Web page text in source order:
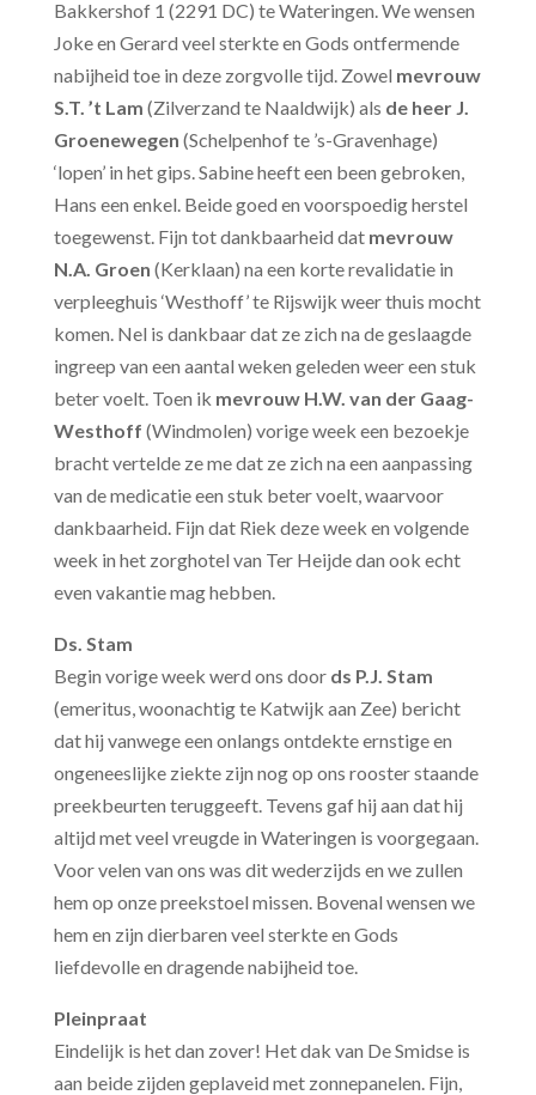
Bakkershof 1 (2291 DC) te Wateringen. We wensen
Joke en Gerard veel sterkte en Gods ontfermende
nabijheid toe in deze zorgvolle tijd. Zowel mevrouw
S.T. ’t Lam (Zilverzand te Naaldwijk) als de heer J.
Groenewegen (Schelpenhof te ’s-Gravenhage)
‘lopen’ in het gips. Sabine heeft een been gebroken,
Hans een enkel. Beide goed en voorspoedig herstel
toegewenst. Fijn tot dankbaarheid dat mevrouw
N.A. Groen (Kerklaan) na een korte revalidatie in
verpleeghuis ‘Westhoff’ te Rijswijk weer thuis mocht
komen. Nel is dankbaar dat ze zich na de geslaagde
ingreep van een aantal weken geleden weer een stuk
beter voelt. Toen ik mevrouw H.W. van der Gaag-
Westhoff (Windmolen) vorige week een bezoekje
bracht vertelde ze me dat ze zich na een aanpassing
van de medicatie een stuk beter voelt, waarvoor
dankbaarheid. Fijn dat Riek deze week en volgende
week in het zorghotel van Ter Heijde dan ook echt
even vakantie mag hebben.
Ds. Stam
Begin vorige week werd ons door ds P.J. Stam
(emeritus, woonachtig te Katwijk aan Zee) bericht
dat hij vanwege een onlangs ontdekte ernstige en
ongeneeslijke ziekte zijn nog op ons rooster staande
preekbeurten teruggeeft. Tevens gaf hij aan dat hij
altijd met veel vreugde in Wateringen is voorgegaan.
Voor velen van ons was dit wederzijds en we zullen
hem op onze preekstoel missen. Bovenal wensen we
hem en zijn dierbaren veel sterkte en Gods
liefdevolle en dragende nabijheid toe.
Pleinpraat
Eindelijk is het dan zover! Het dak van De Smidse is
aan beide zijden geplaveid met zonnepanelen. Fijn,